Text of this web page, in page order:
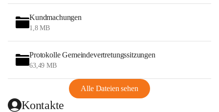
Kundmachungen
1,8 MB
Protokolle Gemeindevertretungssitzungen
63,49 MB
Alle Dateien sehen
Kontakte